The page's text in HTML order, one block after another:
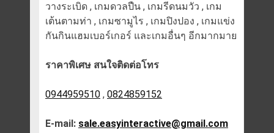
วางระเบิด , เกมดวลปืน , เกมรีดนมวัว , เกม
เต้นตามท่า , เกมซามูไร , เกมปิงปอง , เกมแข่ง
กันกินแฮมเบอร์เกอร์ และเกมอื่นๆ อีกมากมาย
ราคาพิเศษ สนใจติดต่อโทร
0944959510 , 0824859152
E-mail: sale.easyinteractive@gmail.com